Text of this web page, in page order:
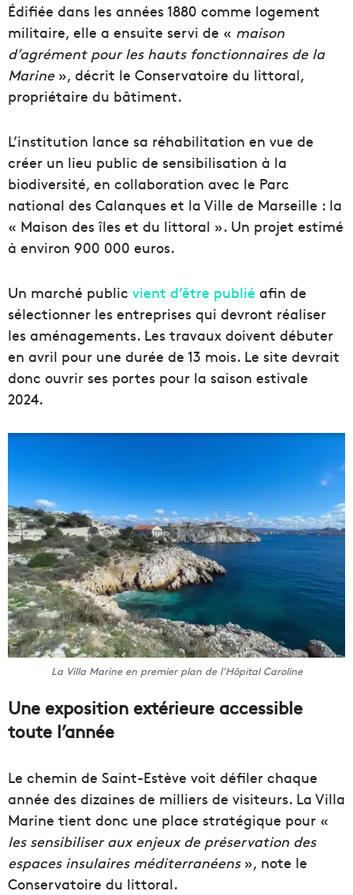
Édifiée dans les années 1880 comme logement
militaire, elle a ensuite servi de « maison
d’agrément pour les hauts fonctionnaires de la
Marine», décrit le Conservatoire du littoral,
propriétaire du bâtiment.
L’institution lance sa réhabilitation en vue de
créer un lieu public de sensibilisation à la
biodiversité, en collaboration avec le Parc
national des Calanques et la Ville de Marseille : la
« Maison des îles et du littoral ». Un projet estimé
à environ 900 000 euros.
Un marché public vient d’être publié afin de
sélectionner les entreprises qui devront réaliser
les aménagements. Les travaux doivent débuter
en avril pour une durée de 13 mois. Le site devrait
donc ouvrir ses portes pour la saison estivale
2024.
La Villa Marine en premier plan de l’Hôpital Caroline
Une exposition extérieure accessible
toute l’année
Le chemin de Saint-Estève voit défiler chaque
année des dizaines de milliers de visiteurs. La Villa
Marine tient donc une place stratégique pour «
les sensibiliser aux enjeux de préservation des
espaces insulaires méditerranéens», note le
Conservatoire du littoral.